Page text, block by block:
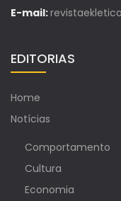
E-mail:
EDITORIAS
Home
Notícias
Comportamento
Cultura
Economia